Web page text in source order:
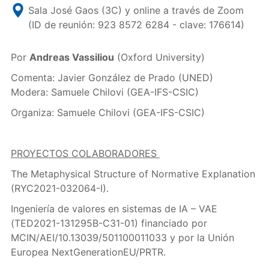
Sala José Gaos (3C) y online a través de Zoom
(ID de reunión: 923 8572 6284 - clave: 176614)
Por Andreas Vassiliou (Oxford University)
Comenta: Javier González de Prado (UNED)
Modera: Samuele Chilovi (GEA-IFS-CSIC)
Organiza: Samuele Chilovi (GEA-IFS-CSIC)
PROYECTOS COLABORADORES
The Metaphysical Structure of Normative Explanation
(RYC2021-032064-I).
Ingeniería de valores en sistemas de IA – VAE
(TED2021-131295B-C31-01) financiado por
MCIN/AEI/10.13039/501100011033 y por la Unión
Europea NextGenerationEU/PRTR.